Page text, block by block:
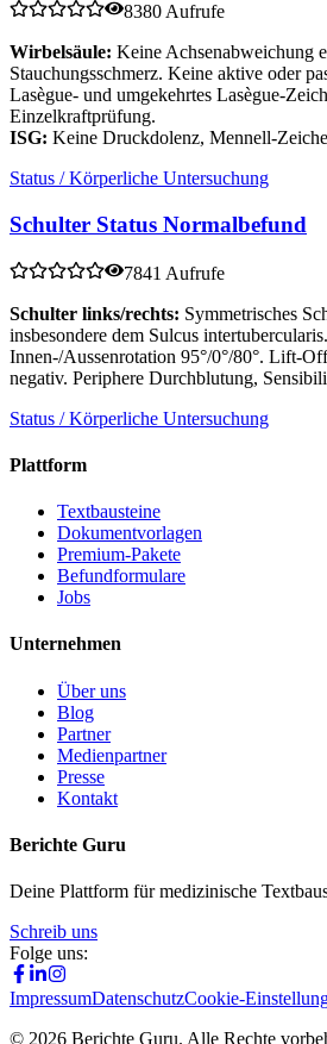
8380 Aufrufe
Wirbelsäule: Keine Achsenabweichung
Stauchungsschmerz. Keine aktive oder
Lasègue- und umgekehrtes Lasègue-
Einzelkraftprüfung.
ISG: Keine Druckdolenz, Mennell-
Status / Körperliche Untersuchung
Schulter Status Normalbefund
7841 Aufrufe
Schulter links/rechts: Symmetrisches
insbesondere dem Sulcus
Innen-/Aussenrotation 95°/0°/80°. Lift-
negativ. Periphere Durchblutung,
Status / Körperliche Untersuchung
Plattform
Textbausteine
Dokumentvorlagen
Premium-Pakete
Befundformulare
Jobs
Unternehmen
Über uns
Blog
Partner
Medienpartner
Presse
Kontakt
Berichte Guru
Deine Plattform für medizinische
Schreib uns
Folge uns:
ImpressumDatenschutzCookie-
© 2026 Berichte Guru. Alle Rechte